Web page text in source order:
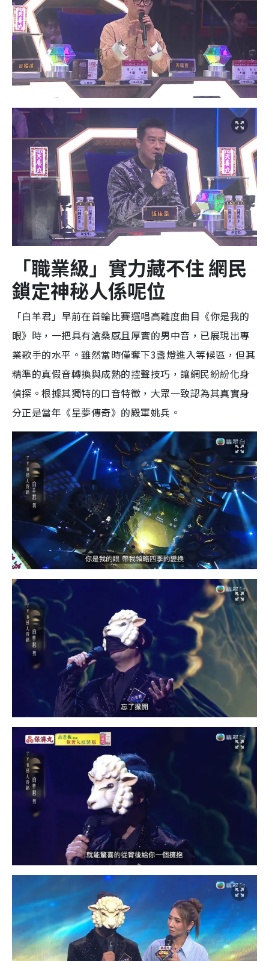
「職業級」實力藏不住 網民
鎖定神秘人係呢位
「白羊君」早前在首輪比賽選唱高難度曲目《你是我的
眼》時，一把具有滄桑感且厚實的男中音，已展現出專
業歌手的水平。雖然當時僅奪下3盞燈進入等候區，但其
精準的真假音轉換與成熟的控聲技巧，讓網民紛紛化身
偵探。根據其獨特的口音特徵，大眾一致認為其真實身
分正是當年《星夢傳奇》的殿軍姚兵。